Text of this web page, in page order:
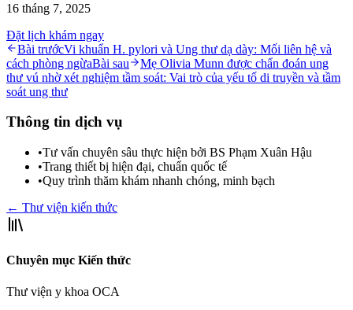
16 tháng 7, 2025
Đặt lịch khám ngay
Bài trướcVi khuẩn H. pylori và Ung thư dạ dày: Mối liên hệ và
cách phòng ngừaBài sau
Mẹ Olivia Munn được chẩn đoán ung
thư vú nhờ xét nghiệm tầm soát: Vai trò của yếu tố di truyền và tầm
soát ung thư
Thông tin dịch vụ
•Tư vấn chuyên sâu thực hiện bởi BS Phạm Xuân Hậu
•Trang thiết bị hiện đại, chuẩn quốc tế
•Quy trình thăm khám nhanh chóng, minh bạch
← Thư viện kiến thức
Chuyên mục Kiến thức
Thư viện y khoa OCA